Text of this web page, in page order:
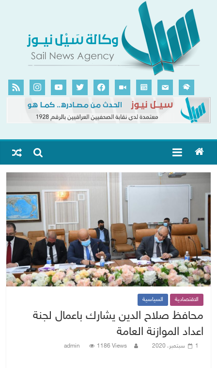
الاقتصادية السياسية
محافظ صلاح الدين يشارك باعمال لجنة
اعداد الموازنة العامة
1 سبتمبر، 2020 admin 1186 Views